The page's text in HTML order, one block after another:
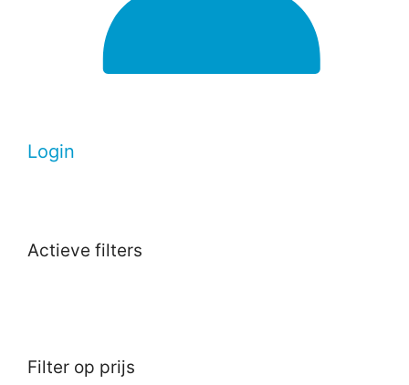
Login
Actieve filters
Filter op prijs